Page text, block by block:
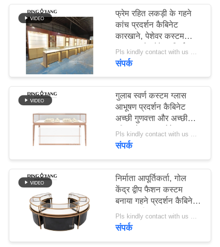
साइटमैप
PRIVACY
POLICY
फ्रेम रहित लकड़ी के गहने
कांच प्रदर्शन कैबिनेट
कारखाने, पेशेवर कस्टम
बनाया गहने शोकेस निर्माता Pls kindly contact with us MOQ:1 दुकान या 5 सेट/लक्जरी आभूषण स्टोर फर्नीचर
संपर्क
गुलाब स्वर्ण कस्टम ग्लास
आभूषण प्रदर्शन कैबिनेट
अच्छी गुणवत्ता और अच्छी
कीमत के साथ, शोकेस
कारखाने सीधे बेचते हैं
Pls kindly contact with us MOQ:1 दुकान या 5 सेट/लक्जरी आभूषण स्टोर फर्नीचर
संपर्क
निर्माता आपूर्तिकर्ता, गोल
केंद्र द्वीप फैशन कस्टम
बनाया गहने प्रदर्शन कैबिनेट,
ग्लास शीर्ष गहने शोकेस
Pls kindly contact with us MOQ:1 दुकान या 5 सेट
संपर्क